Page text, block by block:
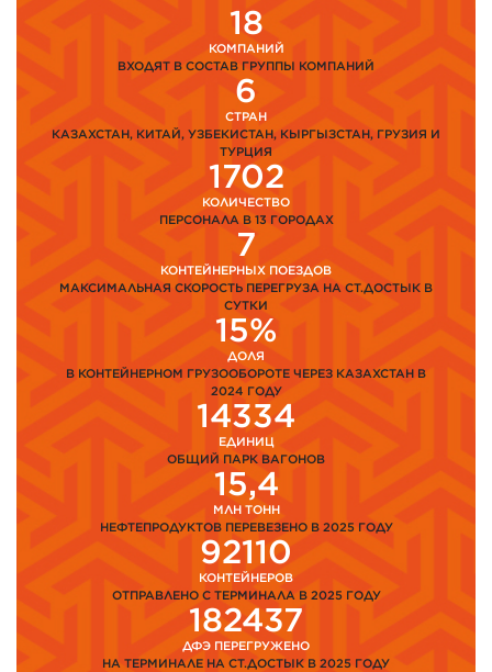
18
КОМПАНИЙ
ВХОДЯТ В СОСТАВ ГРУППЫ КОМПАНИЙ
6
СТРАН
КАЗАХСТАН, КИТАЙ, УЗБЕКИСТАН, КЫРГЫЗСТАН, ГРУЗИЯ И
ТУРЦИЯ
1702
КОЛИЧЕСТВО
ПЕРСОНАЛА В 13 ГОРОДАХ
7
КОНТЕЙНЕРНЫХ ПОЕЗДОВ
МАКСИМАЛЬНАЯ СКОРОСТЬ ПЕРЕГРУЗА НА СТ.ДОСТЫК В
СУТКИ
15%
ДОЛЯ
В КОНТЕЙНЕРНОМ ГРУЗООБОРОТЕ ЧЕРЕЗ КАЗАХСТАН В
2024 ГОДУ
14334
ЕДИНИЦ
ОБЩИЙ ПАРК ВАГОНОВ
15,4
МЛН ТОНН
НЕФТЕПРОДУКТОВ ПЕРЕВЕЗЕНО В 2025 ГОДУ
92110
КОНТЕЙНЕРОВ
ОТПРАВЛЕНО С ТЕРМИНАЛА В 2025 ГОДУ
182437
ДФЭ ПЕРЕГРУЖЕНО
НА ТЕРМИНАЛЕ НА СТ.ДОСТЫК В 2025 ГОДУ